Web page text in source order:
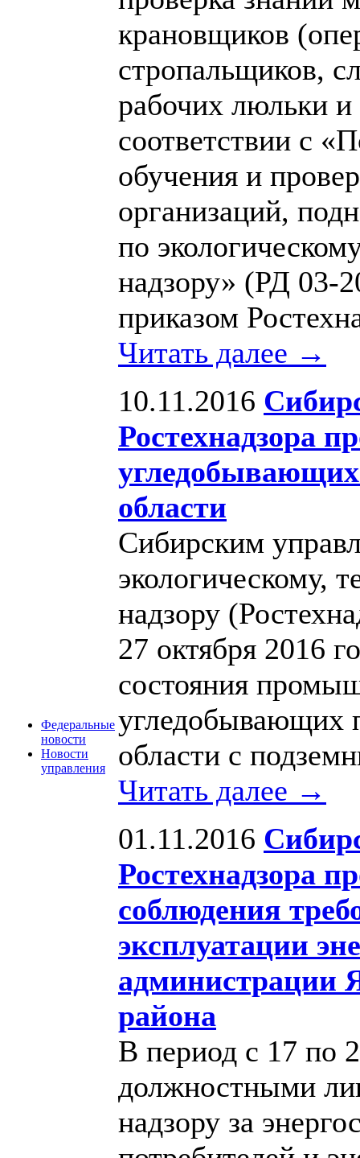
Федеральные
новости
Новости
управления
крановщиков
стропальщиков,
рабочих люльки и
соответствии с
обучения и
организаций,
по
надзору» (РД 03-
приказом
Читать далее →
10.11.2016
Ростехнадзора
области
Сибирским
экологическому,
надзору
27 октября 2016
состояния
угледобывающих
области с
Читать далее →
01.11.2016
Ростехнадзора
соблюдения
эксплуатации
администрации
района
В период с 17 по
должностными
надзору за